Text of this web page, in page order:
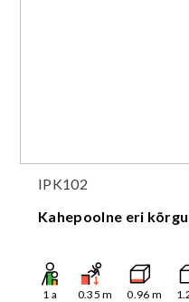
IPK102
Kahepoolne eri
1 a 0.35 m 0.96 m